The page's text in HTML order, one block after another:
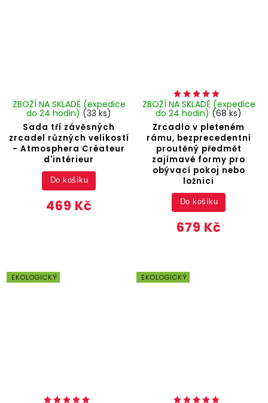
Sada tří závěsných
zrcadel různých velikostí
- Atmosphera Créateur
d'intérieur
ZBOŽÍ NA SKLADĚ (expedice
do 24 hodin) (33 ks)
469 Kč
Do košíku
Zrcadlo v pleteném
rámu, bezprecedentní
proutěný předmět
zajímavé formy pro
obývací pokoj nebo
ložnici
ZBOŽÍ NA SKLADĚ (expedice
do 24 hodin) (68 ks)
679 Kč
Do košíku
EKOLOGICKÝ EKOLOGICKÝ